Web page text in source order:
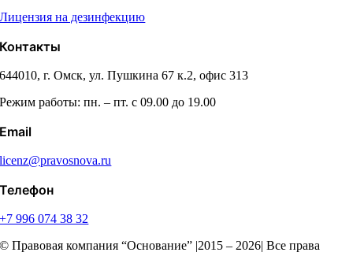
Лицензия на дезинфекцию
Контакты
644010, г. Омск, ул. Пушкина 67 к.2, офис 313
Режим работы: пн. – пт. с 09.00 до 19.00
Email
licenz@pravosnova.ru
Телефон
+7 996 074 38 32
© Правовая компания “Основание” |2015 – 2026| Все права